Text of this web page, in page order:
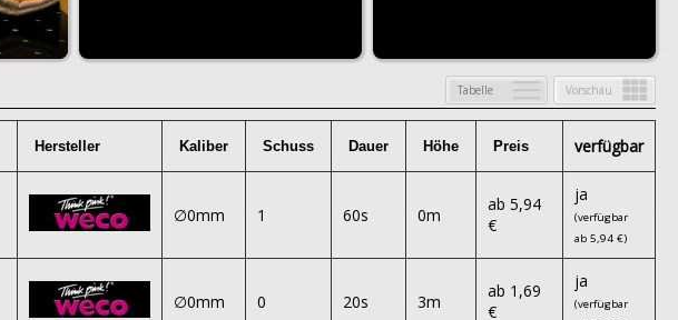
Tabelle Vorschau
verfügbar
∅0mm 1 60s 0m
ab 5,94
€
ja
(verfügbar
ab 5,94 €)
∅0mm 0 20s 3m
ab 1,69
€
ja
(verfügbar